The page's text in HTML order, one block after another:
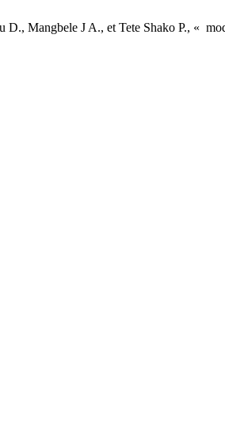
Mangbele J A., et Tete Shako P., «